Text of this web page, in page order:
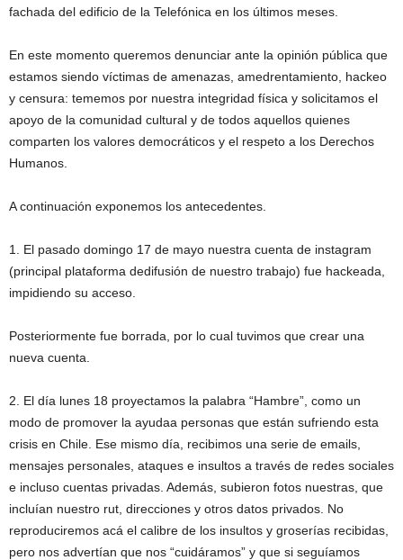
fachada del edificio de la Telefónica en los últimos meses.
En este momento queremos denunciar ante la opinión pública que
estamos siendo víctimas de amenazas, amedrentamiento, hackeo
y censura: tememos por nuestra integridad física y solicitamos el
apoyo de la comunidad cultural y de todos aquellos quienes
comparten los valores democráticos y el respeto a los Derechos
Humanos.
A continuación exponemos los antecedentes.
1. El pasado domingo 17 de mayo nuestra cuenta de instagram
(principal plataforma dedifusión de nuestro trabajo) fue hackeada,
impidiendo su acceso.
Posteriormente fue borrada, por lo cual tuvimos que crear una
nueva cuenta.
2. El día lunes 18 proyectamos la palabra “Hambre”, como un
modo de promover la ayudaa personas que están sufriendo esta
crisis en Chile. Ese mismo día, recibimos una serie de emails,
mensajes personales, ataques e insultos a través de redes sociales
e incluso cuentas privadas. Además, subieron fotos nuestras, que
incluían nuestro rut, direcciones y otros datos privados. No
reproduciremos acá el calibre de los insultos y groserías recibidas,
pero nos advertían que nos “cuidáramos” y que si seguíamos